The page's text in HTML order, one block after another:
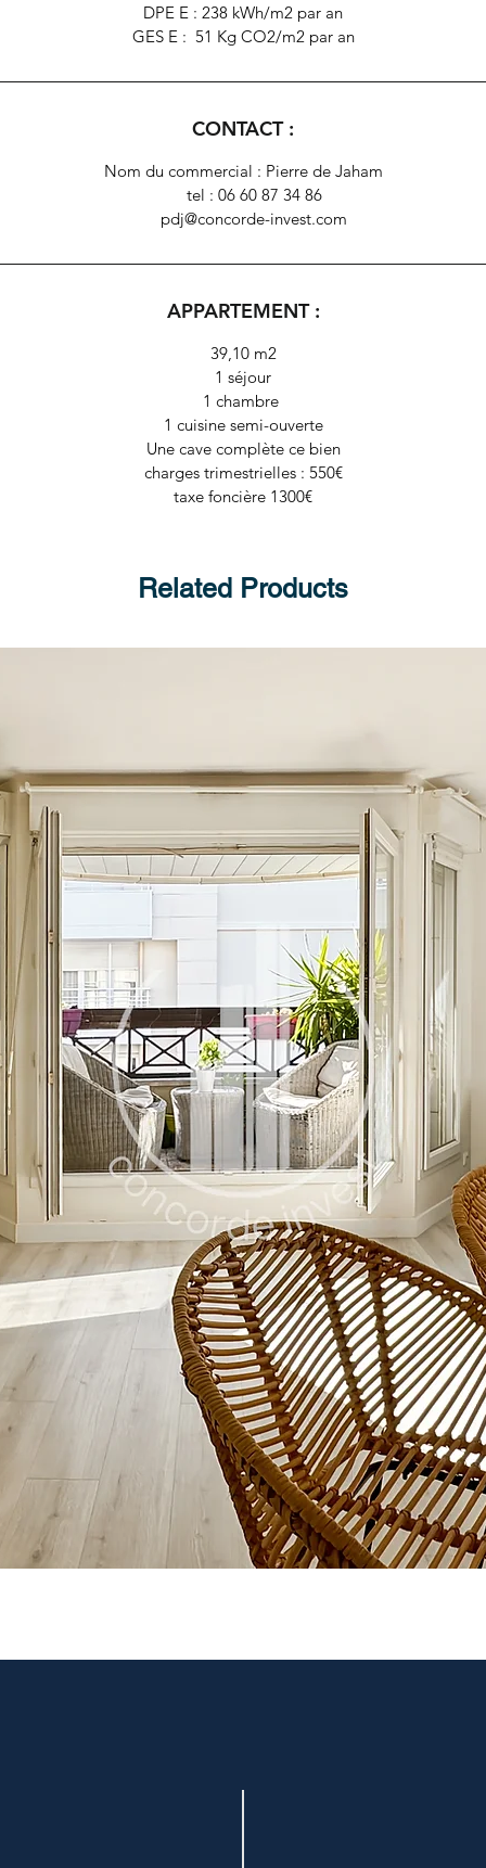
DPE E : 238 kWh/m2 par an
GES E : 51 Kg CO2/m2 par an
CONTACT :
Nom du commercial : Pierre de Jaham
tel : 06 60 87 34 86
pdj@concorde-invest.com
APPARTEMENT :
39,10 m2
1 séjour
1 chambre
1 cuisine semi-ouverte
Une cave complète ce bien
charges trimestrielles : 550€
taxe foncière 1300€
Related Products